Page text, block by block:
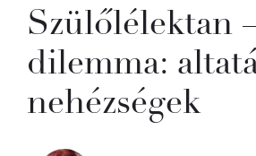
Szülőlélektan
dilemma:
nehézségek